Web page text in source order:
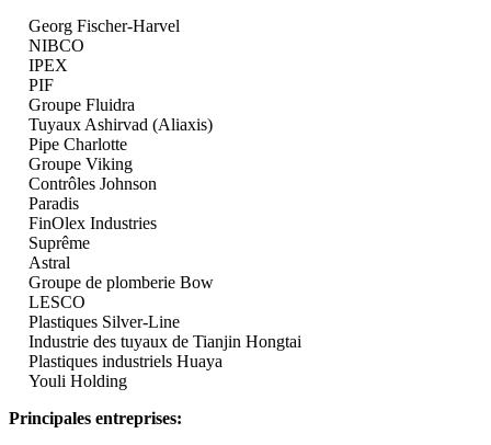
Georg Fischer-Harvel
NIBCO
IPEX
PIF
Groupe Fluidra
Tuyaux Ashirvad (Aliaxis)
Pipe Charlotte
Groupe Viking
Contrôles Johnson
Paradis
FinOlex Industries
Suprême
Astral
Groupe de plomberie Bow
LESCO
Plastiques Silver-Line
Industrie des tuyaux de Tianjin Hongtai
Plastiques industriels Huaya
Youli Holding
Principales entreprises: